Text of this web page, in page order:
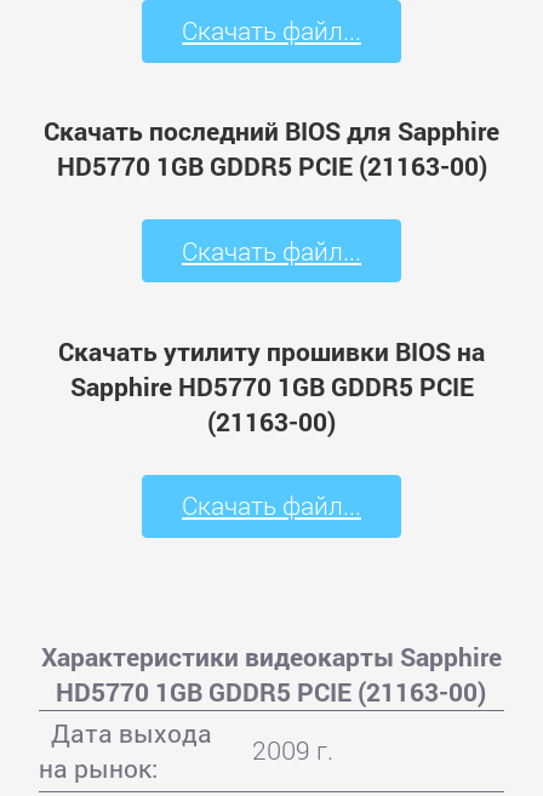
Скачать файл...
Скачать последний BIOS для Sapphire
HD5770 1GB GDDR5 PCIE (21163-00)
Скачать файл...
Скачать утилиту прошивки BIOS на
Sapphire HD5770 1GB GDDR5 PCIE
(21163-00)
Скачать файл...
Характеристики видеокарты Sapphire
HD5770 1GB GDDR5 PCIE (21163-00)
Дата выхода
на рынок:
2009 г.